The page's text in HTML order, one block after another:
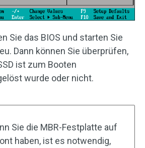
Sie das BIOS und starten Sie
Dann können Sie überprüfen,
ist zum Booten
wurde oder nicht.
Sie die MBR-Festplatte auf
haben, ist es notwendig,